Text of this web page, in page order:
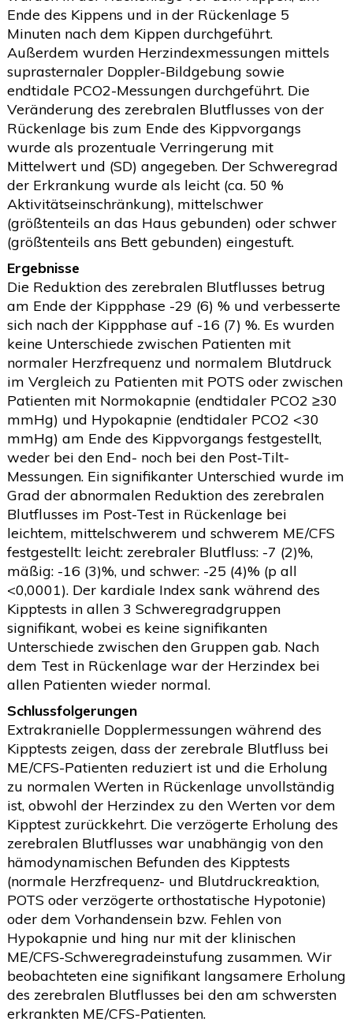
Ende des Kippens und in der Rückenlage 5
Minuten nach dem Kippen durchgeführt.
Außerdem wurden Herzindexmessungen mittels
suprasternaler Doppler-Bildgebung sowie
endtidale PCO2-Messungen durchgeführt. Die
Veränderung des zerebralen Blutflusses von der
Rückenlage bis zum Ende des Kippvorgangs
wurde als prozentuale Verringerung mit
Mittelwert und (SD) angegeben. Der Schweregrad
der Erkrankung wurde als leicht (ca. 50 %
Aktivitätseinschränkung), mittelschwer
(größtenteils an das Haus gebunden) oder schwer
(größtenteils ans Bett gebunden) eingestuft.
Ergebnisse
Die Reduktion des zerebralen Blutflusses betrug
am Ende der Kippphase -29 (6) % und verbesserte
sich nach der Kippphase auf -16 (7) %. Es wurden
keine Unterschiede zwischen Patienten mit
normaler Herzfrequenz und normalem Blutdruck
im Vergleich zu Patienten mit POTS oder zwischen
Patienten mit Normokapnie (endtidaler PCO2 ≥30
mmHg) und Hypokapnie (endtidaler PCO2 <30
mmHg) am Ende des Kippvorgangs festgestellt,
weder bei den End- noch bei den Post-Tilt-
Messungen. Ein signifikanter Unterschied wurde im
Grad der abnormalen Reduktion des zerebralen
Blutflusses im Post-Test in Rückenlage bei
leichtem, mittelschwerem und schwerem ME/CFS
festgestellt: leicht: zerebraler Blutfluss: -7 (2)%,
mäßig: -16 (3)%, und schwer: -25 (4)% (p all
<0,0001). Der kardiale Index sank während des
Kipptests in allen 3 Schweregradgruppen
signifikant, wobei es keine signifikanten
Unterschiede zwischen den Gruppen gab. Nach
dem Test in Rückenlage war der Herzindex bei
allen Patienten wieder normal.
Schlussfolgerungen
Extrakranielle Dopplermessungen während des
Kipptests zeigen, dass der zerebrale Blutfluss bei
ME/CFS-Patienten reduziert ist und die Erholung
zu normalen Werten in Rückenlage unvollständig
ist, obwohl der Herzindex zu den Werten vor dem
Kipptest zurückkehrt. Die verzögerte Erholung des
zerebralen Blutflusses war unabhängig von den
hämodynamischen Befunden des Kipptests
(normale Herzfrequenz- und Blutdruckreaktion,
POTS oder verzögerte orthostatische Hypotonie)
oder dem Vorhandensein bzw. Fehlen von
Hypokapnie und hing nur mit der klinischen
ME/CFS-Schweregradeinstufung zusammen. Wir
beobachteten eine signifikant langsamere Erholung
des zerebralen Blutflusses bei den am schwersten
erkrankten ME/CFS-Patienten.